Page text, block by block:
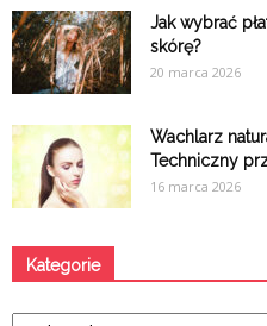
Jak wybrać
skórę?
20 marca 2026
Wachlarz
Techniczny
16 marca 2026
Kategorie
Kategorie